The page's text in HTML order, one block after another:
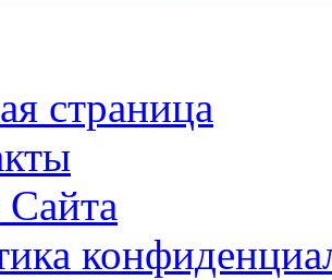
страница
Сайта